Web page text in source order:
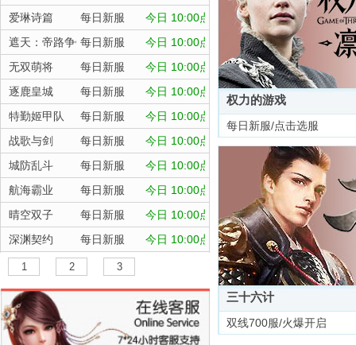
爱琳诗篇
每日新服
今日 10:00点
遮天：帝路争锋每日新服
今日 10:00点
无双萌将
每日新服
今日 10:00点
逐鹿皇城
每日新服
今日 10:00点
特勤姬甲队
每日新服
今日 10:00点
战歌与剑
每日新服
今日 10:00点
城防乱斗
每日新服
今日 10:00点
航海霸业
每日新服
今日 10:00点
晴空双子
每日新服
今日 10:00点
深渊契约
每日新服
今日 10:00点
坠落守望者
每日新服
正中靶心
每日新服
今日 10:00点
神兵奇迹
今日 10:00点
微乐捕鱼千炮版每日新服
今日 10:00点
1 2 3
权力的游戏
每日新服/点击选服
三十六计
双线700服/火爆开启